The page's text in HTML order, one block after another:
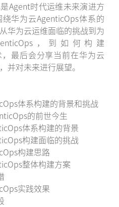
Agent时代运维未来演进方
华为云AgenticOps体系的
华为云运维面临的挑战到为
，到如何构建
最后会分享当前在华为云
，并对未来进行展望。
体系构建的背景和挑战
的前世今生
体系构建的背景
构建面临的挑战
构建思路
整体构建方案
实践效果